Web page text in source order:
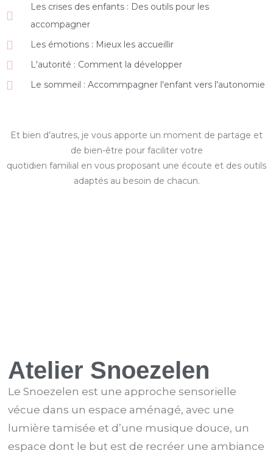
Les crises des enfants : Des outils pour les
accompagner
Les émotions : Mieux les accueillir
L'autorité : Comment la développer
Le sommeil : Accommpagner l'enfant vers l'autonomie
Et bien d’autres, je vous apporte un moment de partage et
de bien-être pour faciliter votre
quotidien familial en vous proposant une écoute et des outils
adaptés au besoin de chacun.
Atelier Snoezelen
Le Snoezelen est une approche sensorielle
vécue dans un espace aménagé, avec une
lumière tamisée et d’une musique douce, un
espace dont le but est de recréer une ambiance